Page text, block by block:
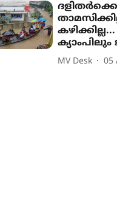
ക്യാംപിലും
MV Desk 05